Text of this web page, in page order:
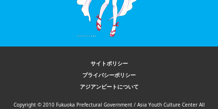
サイトポリシー
プライバシーポリシー
アジアンビートについて
Copyright © 2010 Fukuoka Prefectural Government / Asia Youth Culture Center All